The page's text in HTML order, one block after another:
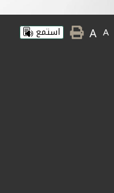
A
A استمع